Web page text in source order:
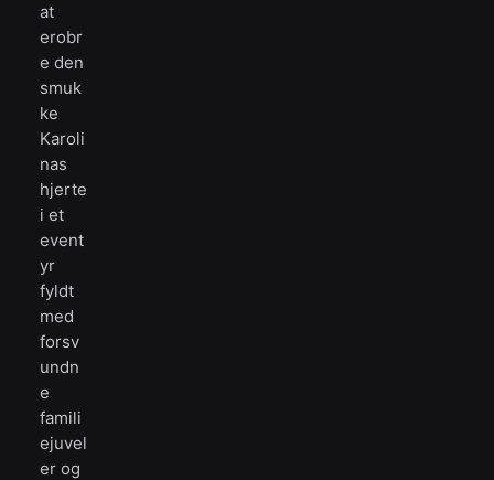
at
erobr
e den
smuk
ke
Karoli
nas
hjerte
i et
event
yr
fyldt
med
forsv
undn
e
famili
ejuvel
er og